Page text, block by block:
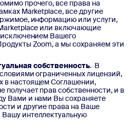
прочего, все права на
Marketplace, все другие
информацию или услуги,
или включающие
исключением Вашего
Zoom, а мы сохраняем эти
собственность. В
ограниченных лицензий,
в настоящем Соглашении,
получает прав собственности, и в
Вами и нами Вы сохраняете
и другие права на Ваше
интеллектуальную